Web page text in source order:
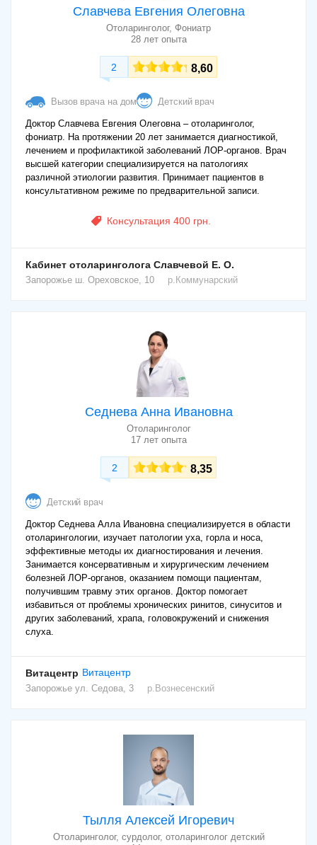
Славчева Евгения Олеговна
Отоларинголог, Фониатр
28 лет опыта
2 8,60
Вызов врача на дом Детский врач
Доктор Славчева Евгения Олеговна – отоларинголог,
фониатр. На протяжении 20 лет занимается диагностикой,
лечением и профилактикой заболеваний ЛОР-органов. Врач
высшей категории специализируется на патологиях
различной этиологии развития. Принимает пациентов в
консультативном режиме по предварительной записи.
Консультация 400 грн.
Кабинет отоларинголога Славчевой Е. О.
Запорожье ш. Ореховское, 10 р.Коммунарский
Седнева Анна Ивановна
Отоларинголог
17 лет опыта
2 8,35
Детский врач
Доктор Седнева Алла Ивановна специализируется в области
отоларингологии, изучает патологии уха, горла и носа,
эффективные методы их диагностирования и лечения.
Занимается консервативным и хирургическим лечением
болезней ЛОР-органов, оказанием помощи пациентам,
получившим травму этих органов. Доктор помогает
избавиться от проблемы хронических ринитов, синуситов и
других заболеваний, храпа, головокружений и снижения
слуха.
Витацентр Витацентр
Запорожье ул. Седова, 3 р.Вознесенский
Тылля Алексей Игоревич
Отоларинголог, сурдолог, отоларинголог детский